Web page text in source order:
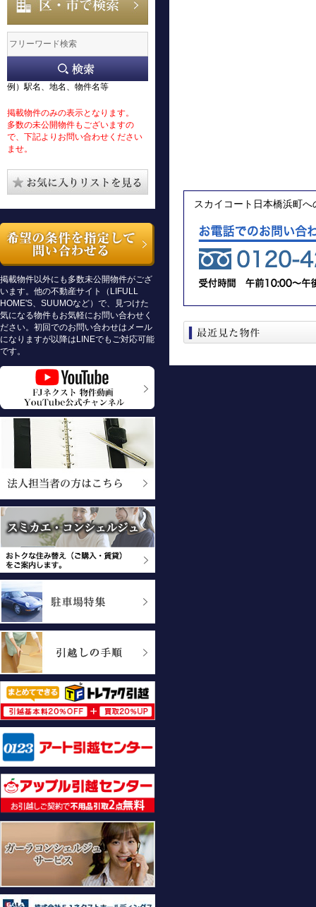
例）駅名、地名、物件名等
掲載物件のみの表示となります。
多数の未公開物件もございますの
で、下記よりお問い合わせください
ませ。
掲載物件以外にも多数未公開物件がござ
います。他の不動産サイト（LIFULL
HOME'S、SUUMOなど）で、見つけた
気になる物件もお気軽にお問い合わせく
ださい。初回でのお問い合わせはメール
になりますが以降はLINEでもご対応可能
です。
スカイコート日本橋浜町